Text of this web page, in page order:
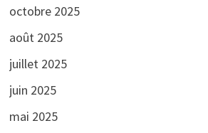
octobre 2025
août 2025
juillet 2025
juin 2025
mai 2025